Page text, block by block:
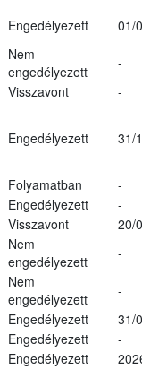
Engedélyezett 01/
Nem
engedélyezett
-
Visszavont
-
Engedélyezett 31/
Folyamatban
-
Engedélyezett
-
Visszavont
20/
Nem
engedélyezett
-
Nem
engedélyezett
-
Engedélyezett
31/
Engedélyezett
-
Engedélyezett